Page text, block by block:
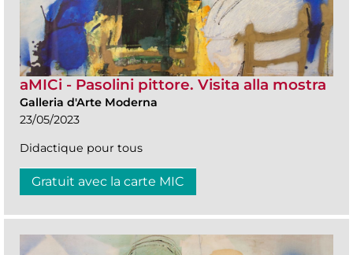
aMICi - Pasolini pittore. Visita alla mostra
Galleria d'Arte Moderna
23/05/2023
Didactique pour tous
Gratuit avec la carte MIC